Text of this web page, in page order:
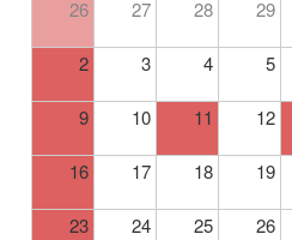
26 27 28 29
2 3 4 5
9 10 11 12
16 17 18 19
23 24 25 26